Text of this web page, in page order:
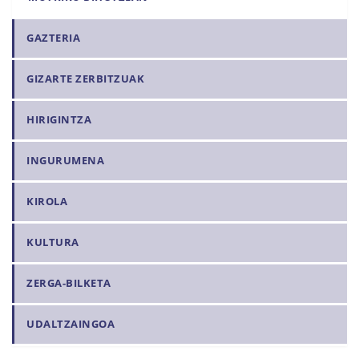
GAZTERIA
GIZARTE ZERBITZUAK
HIRIGINTZA
INGURUMENA
KIROLA
KULTURA
ZERGA-BILKETA
UDALTZAINGOA